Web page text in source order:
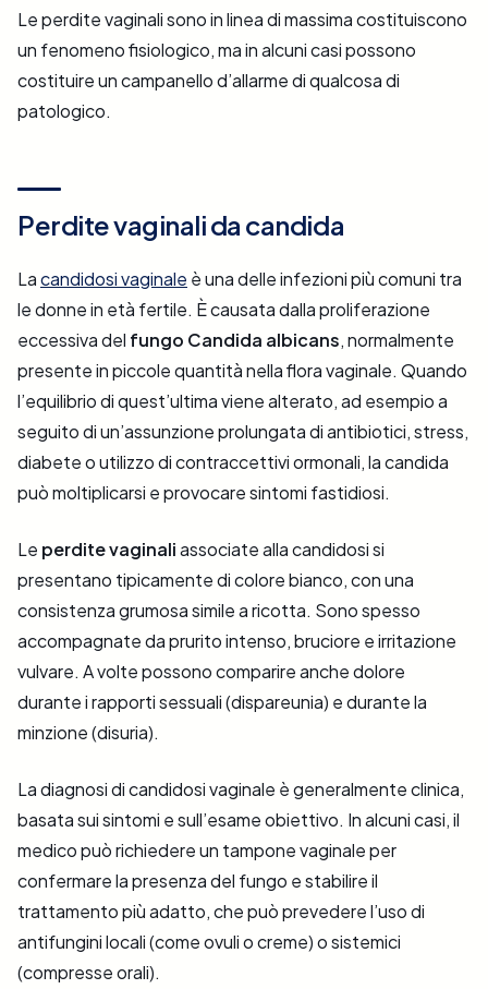
Le perdite vaginali sono in linea di massima costituiscono
un fenomeno fisiologico, ma in alcuni casi possono
costituire un campanello d’allarme di qualcosa di
patologico.
Perdite vaginali da candida
Lacandidosi vaginale è una delle infezioni più comuni tra
le donne in età fertile. È causata dalla proliferazione
eccessiva del fungo Candida albicans, normalmente
presente in piccole quantità nella flora vaginale. Quando
l’equilibrio di quest’ultima viene alterato, ad esempio a
seguito di un’assunzione prolungata di antibiotici, stress,
diabete o utilizzo di contraccettivi ormonali, la candida
può moltiplicarsi e provocare sintomi fastidiosi.
Le perdite vaginaliassociate alla candidosi si
presentano tipicamente di colore bianco, con una
consistenza grumosa simile a ricotta. Sono spesso
accompagnate da prurito intenso, bruciore e irritazione
vulvare. A volte possono comparire anche dolore
durante i rapporti sessuali (dispareunia) e durante la
minzione (disuria).
La diagnosi di candidosi vaginale è generalmente clinica,
basata sui sintomi e sull’esame obiettivo. In alcuni casi, il
medico può richiedere un tampone vaginale per
confermare la presenza del fungo e stabilire il
trattamento più adatto, che può prevedere l’uso di
antifungini locali (come ovuli o creme) o sistemici
(compresse orali).